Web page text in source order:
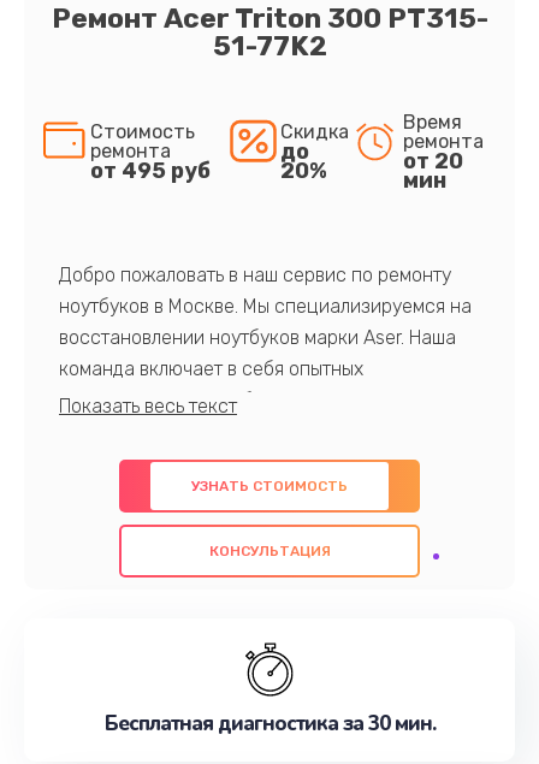
Ремонт Acer Triton 300 PT315-
51-77K2
Стоимость
ремонта
от 495 руб
Скидка
до
20%
Время
ремонта
от 20
мин
Добро пожаловать в наш сервис по ремонту
ноутбуков в Москве. Мы специализируемся на
восстановлении ноутбуков марки Aser. Наша
команда включает в себя опытных
профессионалов с обширными знаниями и
предлагаем быстрый и качественный ремонт с
использованием оригинальных компонентов, а
также гарантируем качество всех
проведенных работ. Наша цель - предоставить
наилучшим образом. Не медлите записаться на
УЗНАТЬ СТОИМОСТЬ
КОНСУЛЬТАЦИЯ
Бесплатная диагностика за 30 мин.